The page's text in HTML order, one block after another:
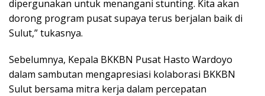
dipergunakan untuk menangani stunting. Kita akan
dorong program pusat supaya terus berjalan baik di
Sulut,” tukasnya.
Sebelumnya, Kepala BKKBN Pusat Hasto Wardoyo
dalam sambutan mengapresiasi kolaborasi BKKBN
Sulut bersama mitra kerja dalam percepatan